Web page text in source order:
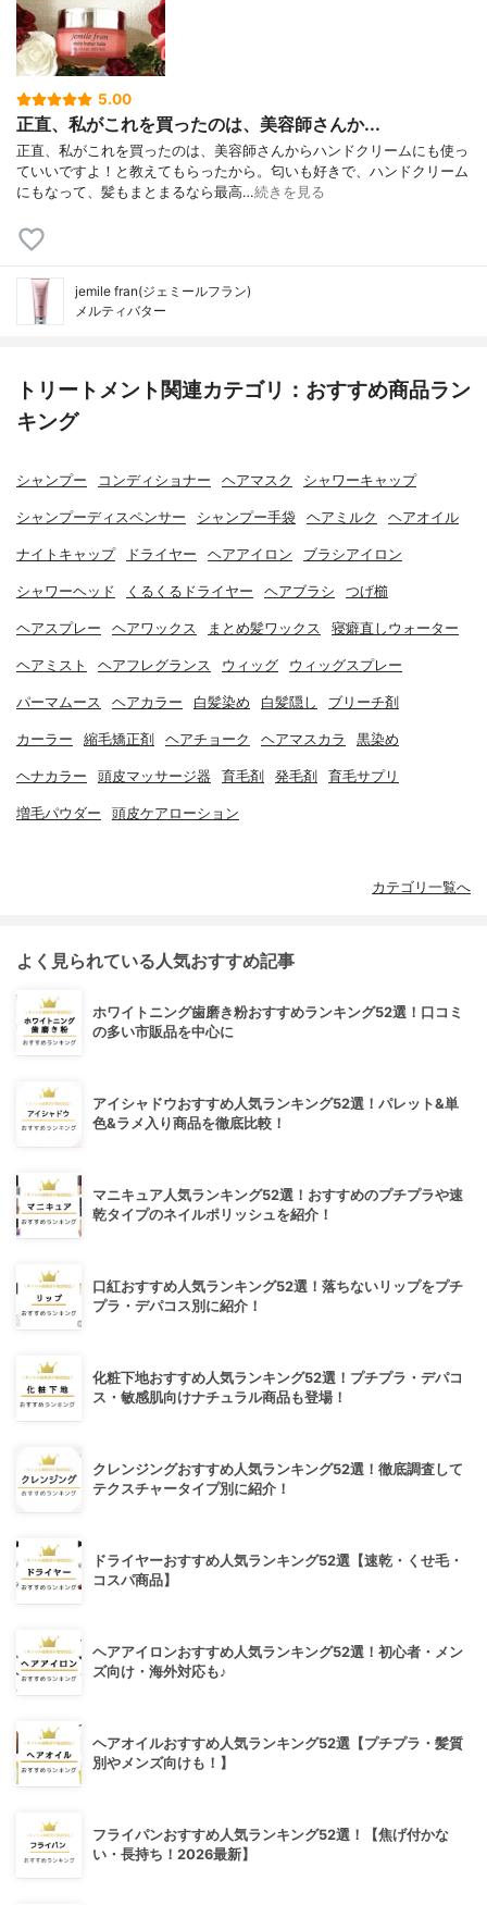
5.00
正直、私がこれを買ったのは、美容師さんか...
正直、私がこれを買ったのは、美容師さんからハンドクリームにも使っ
ていいですよ！と教えてもらったから。匂いも好きで、ハンドクリーム
にもなって、髪もまとまるなら最高…続きを見る
jemile fran(ジェミールフラン)
メルティバター
トリートメント関連カテゴリ：おすすめ商品ラン
キング
シャンプー コンディショナー ヘアマスク シャワーキャップ
シャンプーディスペンサー シャンプー手袋 ヘアミルク ヘアオイル
ナイトキャップ ドライヤー ヘアアイロン ブラシアイロン
シャワーヘッド くるくるドライヤー ヘアブラシ つげ櫛
ヘアスプレー ヘアワックス まとめ髪ワックス 寝癖直しウォーター
ヘアミスト ヘアフレグランス ウィッグ ウィッグスプレー
パーマムース ヘアカラー 白髪染め 白髪隠し ブリーチ剤
カーラー 縮毛矯正剤 ヘアチョーク ヘアマスカラ 黒染め
ヘナカラー 頭皮マッサージ器 育毛剤 発毛剤 育毛サプリ
増毛パウダー 頭皮ケアローション
カテゴリ一覧へ
よく見られている人気おすすめ記事
ホワイトニング歯磨き粉おすすめランキング52選！口コミ
の多い市販品を中心に
アイシャドウおすすめ人気ランキング52選！パレット&単
色&ラメ入り商品を徹底比較！
マニキュア人気ランキング52選！おすすめのプチプラや速
乾タイプのネイルポリッシュを紹介！
口紅おすすめ人気ランキング52選！落ちないリップをプチ
プラ・デパコス別に紹介！
化粧下地おすすめ人気ランキング52選！プチプラ・デパコ
ス・敏感肌向けナチュラル商品も登場！
クレンジングおすすめ人気ランキング52選！徹底調査して
テクスチャータイプ別に紹介！
ドライヤーおすすめ人気ランキング52選【速乾・くせ毛・
コスパ商品】
ヘアアイロンおすすめ人気ランキング52選！初心者・メン
ズ向け・海外対応も♪
ヘアオイルおすすめ人気ランキング52選【プチプラ・髪質
別やメンズ向けも！】
フライパンおすすめ人気ランキング52選！【焦げ付かな
い・長持ち！2026最新】